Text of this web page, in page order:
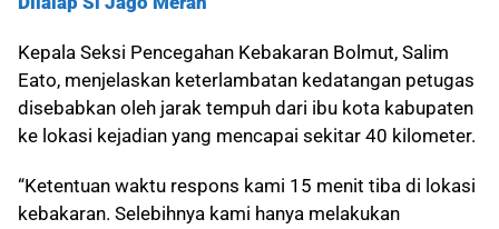
Kepala Seksi Pencegahan Kebakaran Bolmut, Salim
Eato, menjelaskan keterlambatan kedatangan petugas
disebabkan oleh jarak tempuh dari ibu kota kabupaten
ke lokasi kejadian yang mencapai sekitar 40 kilometer.
“Ketentuan waktu respons kami 15 menit tiba di lokasi
kebakaran. Selebihnya kami hanya melakukan